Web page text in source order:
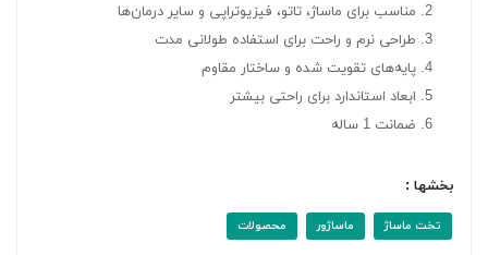
مناسب برای ماساژ، تاتو، فیزیوتراپی و سایر درمان‌ها
طراحی نرم و راحت برای استفاده طولانی مدت
پایه‌های تقویت شده و ساختار مقاوم
ابعاد استاندارد برای راحتی بیشتر
ضمانت 1 ساله
بخشها :
تخت ماساژ ماساژور محصولات